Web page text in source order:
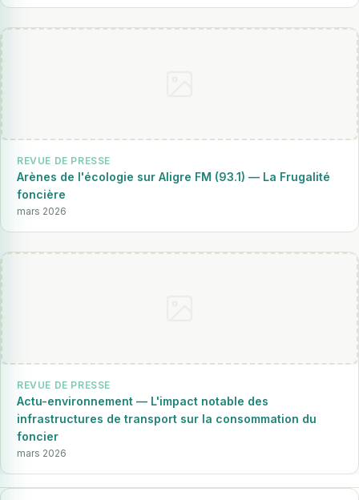
REVUE DE PRESSE
Arènes de l'écologie sur Aligre FM (93.1) — La Frugalité
foncière
mars 2026
REVUE DE PRESSE
Actu-environnement — L'impact notable des
infrastructures de transport sur la consommation du
foncier
mars 2026